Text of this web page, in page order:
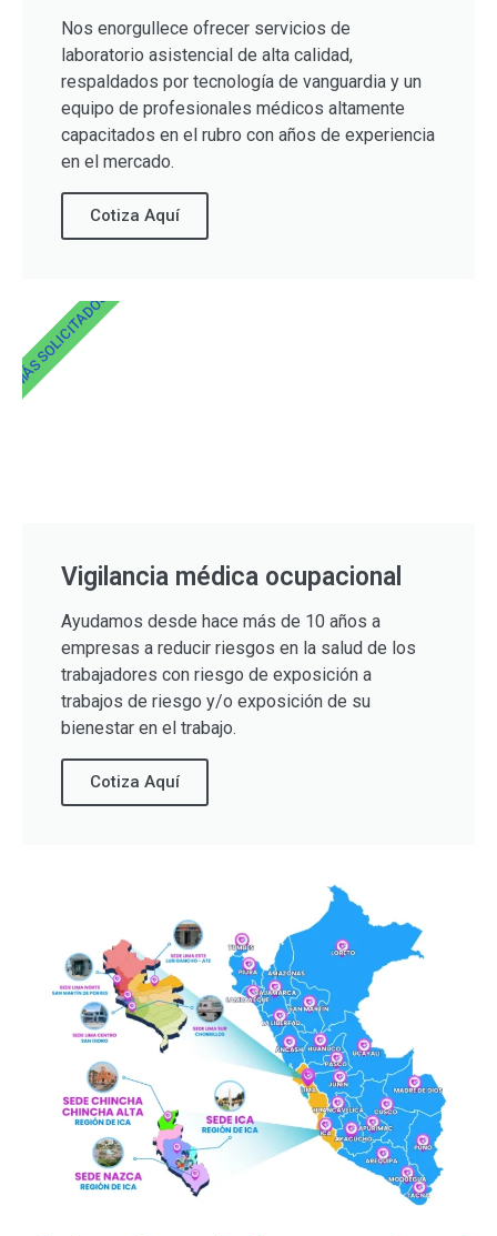
Nos enorgullece ofrecer servicios de
laboratorio asistencial de alta calidad,
respaldados por tecnología de vanguardia y un
equipo de profesionales médicos altamente
capacitados en el rubro con años de experiencia
en el mercado.
Cotiza Aquí
Vigilancia médica ocupacional
Ayudamos desde hace más de 10 años a
empresas a reducir riesgos en la salud de los
trabajadores con riesgo de exposición a
trabajos de riesgo y/o exposición de su
bienestar en el trabajo.
Cotiza Aquí
MÁS SOLICITADOS